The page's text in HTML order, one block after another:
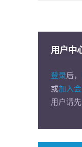
用户中
登录后，
或加入
用户请先